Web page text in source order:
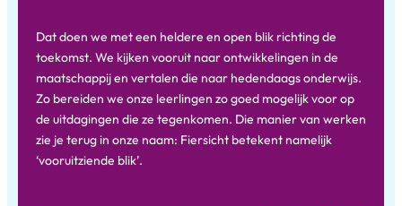
Dat doen we met een heldere en open blik richting de
toekomst. We kijken vooruit naar ontwikkelingen in de
maatschappij en vertalen die naar hedendaags onderwijs.
Zo bereiden we onze leerlingen zo goed mogelijk voor op
de uitdagingen die ze tegenkomen. Die manier van werken
zie je terug in onze naam: Fiersicht betekent namelijk
‘vooruitziende blik’.